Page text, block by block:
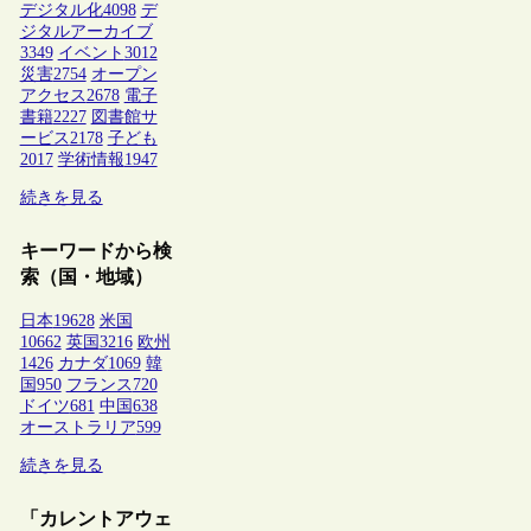
デジタル化4098 デ
ジタルアーカイブ
3349 イベント 3012
災害2754 オープン
アクセス2678 電子
書籍2227 図書館サ
ービス2178 子ども
2017 学術情報1947
続きを見る
キーワードから検
索（国・地域）
日本19628 米国
10662 英国 3216 欧州
1426 カナダ1069 韓
国 950 フランス 720
ドイツ681 中国 638
オーストラリア599
続きを見る
「カレントアウェ